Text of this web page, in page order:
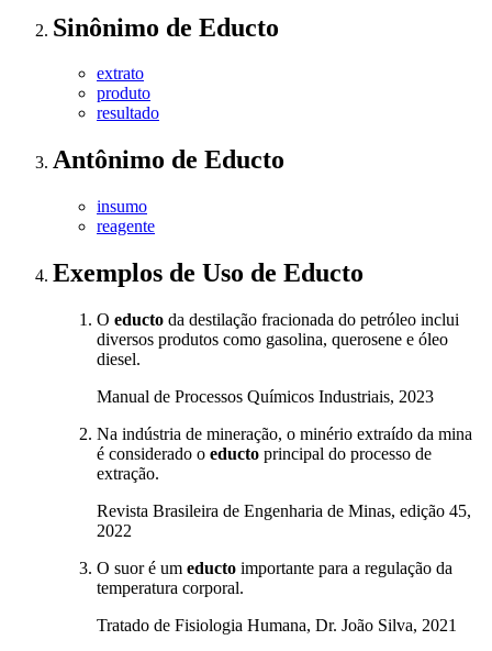
Sinônimo de Educto
extrato
produto
resultado
Antônimo de Educto
insumo
reagente
Exemplos de Uso de Educto
O educto da destilação fracionada do petróleo inclui
diversos produtos como gasolina, querosene e óleo
diesel.
Manual de Processos Químicos Industriais, 2023
Na indústria de mineração, o minério extraído da mina
é considerado o educto principal do processo de
extração.
Revista Brasileira de Engenharia de Minas, edição 45,
2022
O suor é um educto importante para a regulação da
temperatura corporal.
Tratado de Fisiologia Humana, Dr. João Silva, 2021